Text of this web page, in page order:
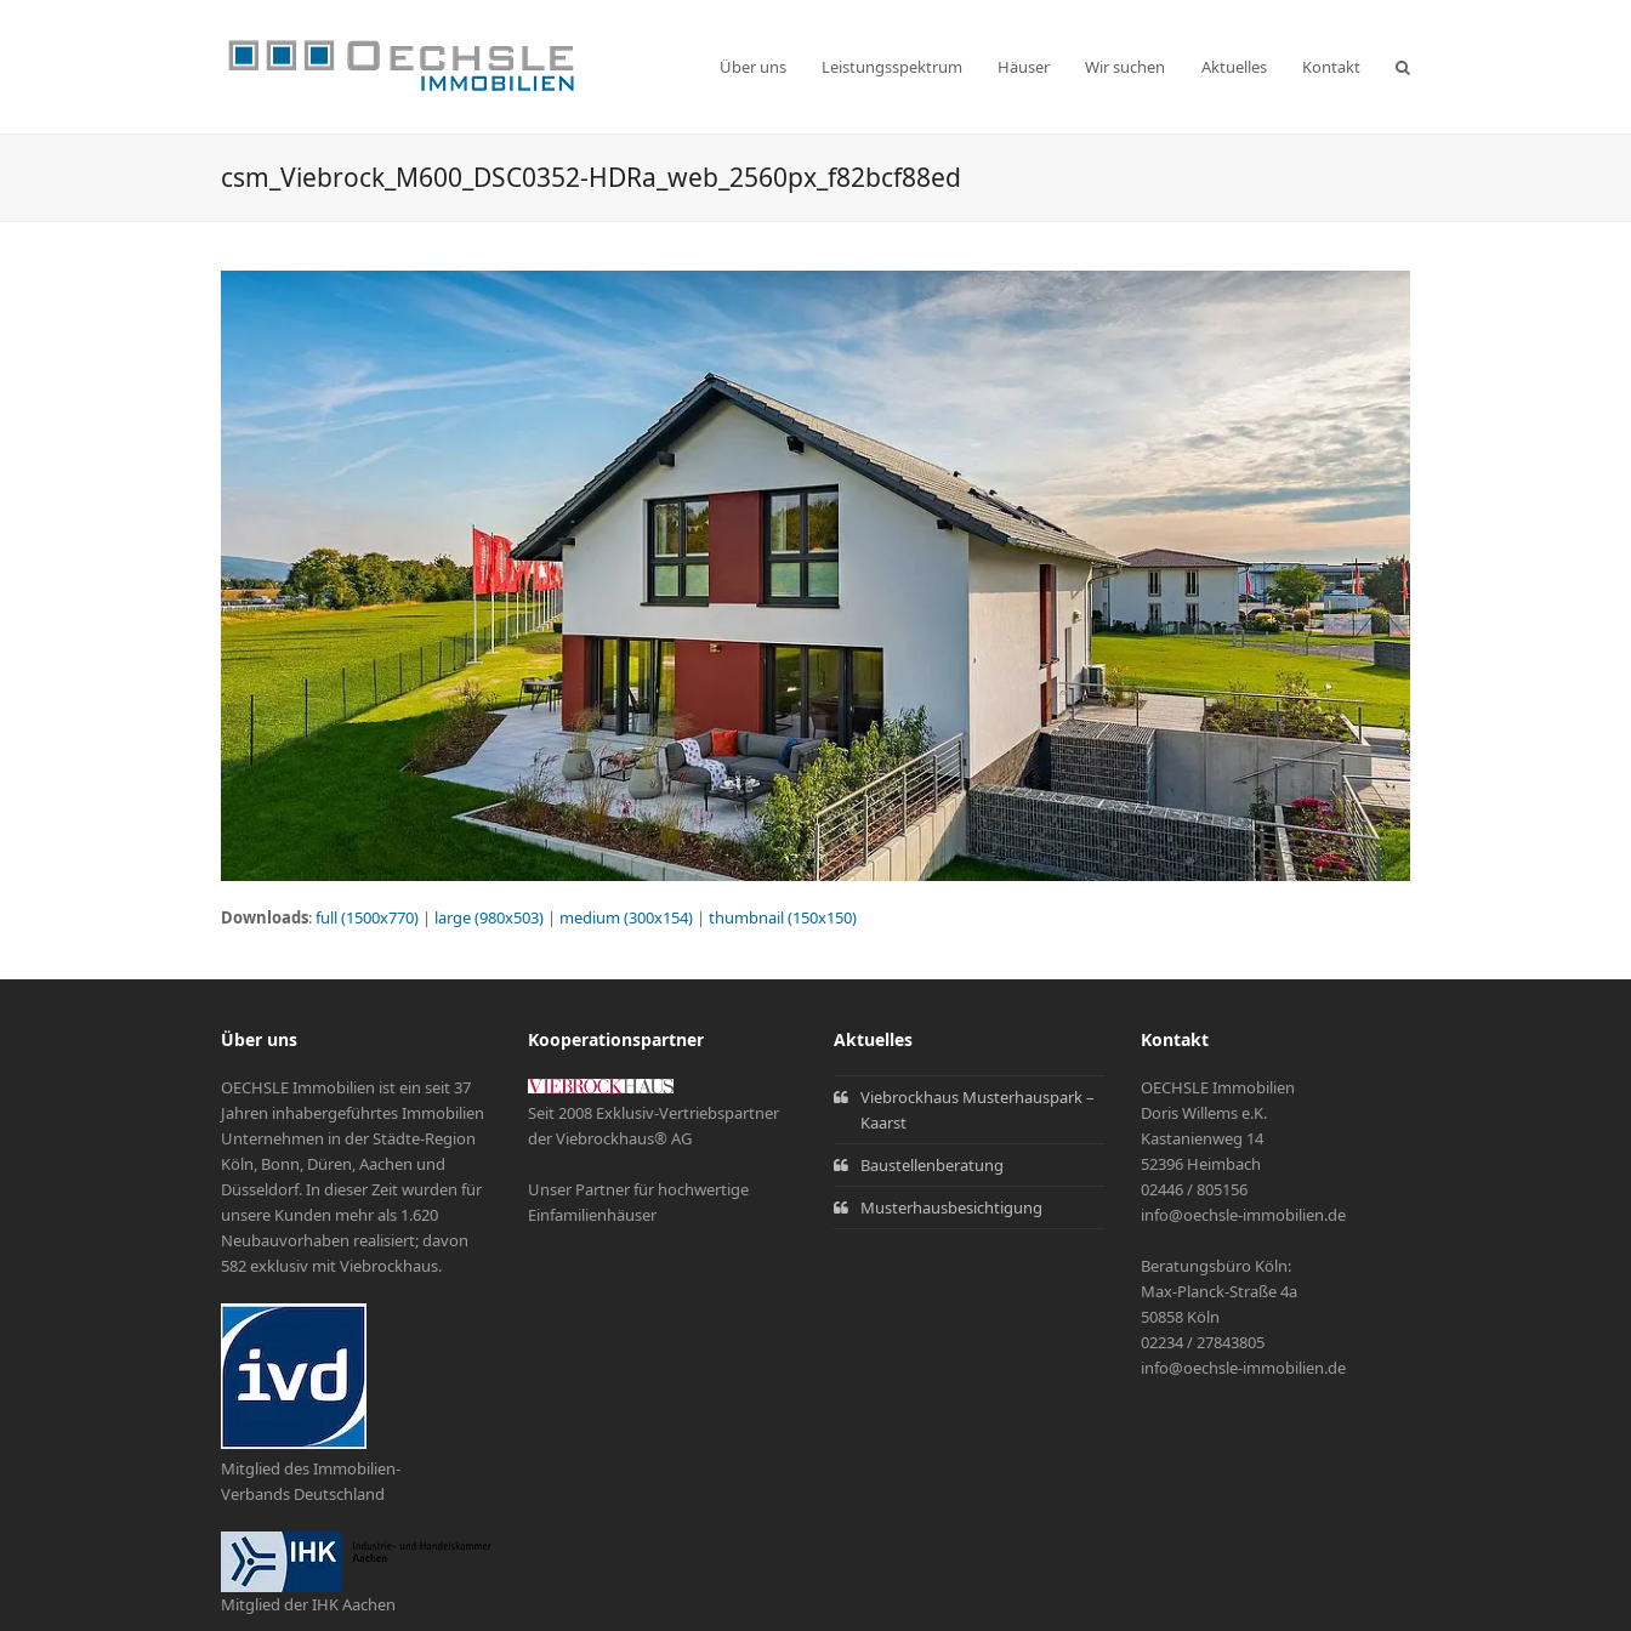
Über uns Leistungsspektrum Häuser Wir suchen Aktuelles Kontakt
csm_Viebrock_M600_DSC0352-HDRa_web_2560px_f82bcf88ed
Downloads:full (1500x770) | large (980x503) | medium (300x154) | thumbnail (150x150)
Über uns
OECHSLE Immobilien ist ein seit 37
Jahren inhabergeführtes Immobilien
Unternehmen in der Städte-Region
Köln, Bonn, Düren, Aachen und
Düsseldorf. In dieser Zeit wurden für
unsere Kunden mehr als 1.620
Neubauvorhaben realisiert; davon
582 exklusiv mit Viebrockhaus.
Mitglied des Immobilien-
Verbands Deutschland
Mitglied der IHK Aachen
Kooperationspartner
Seit 2008 Exklusiv-Vertriebspartner
der Viebrockhaus® AG
Unser Partner für hochwertige
Einfamilienhäuser
Aktuelles
Viebrockhaus Musterhauspark –
Kaarst
Baustellenberatung
Musterhausbesichtigung
Kontakt
OECHSLE Immobilien
Doris Willems e.K.
Kastanienweg 14
52396 Heimbach
02446 / 805156
info@oechsle-immobilien.de
Beratungsbüro Köln:
Max-Planck-Straße 4a
50858 Köln
02234 / 27843805
info@oechsle-immobilien.de